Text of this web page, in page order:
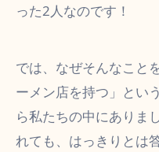
った2人なのです！
では、なぜそんなこと
ーメン店を持つ」とい
ら私たちの中にありま
れても、はっきりとは